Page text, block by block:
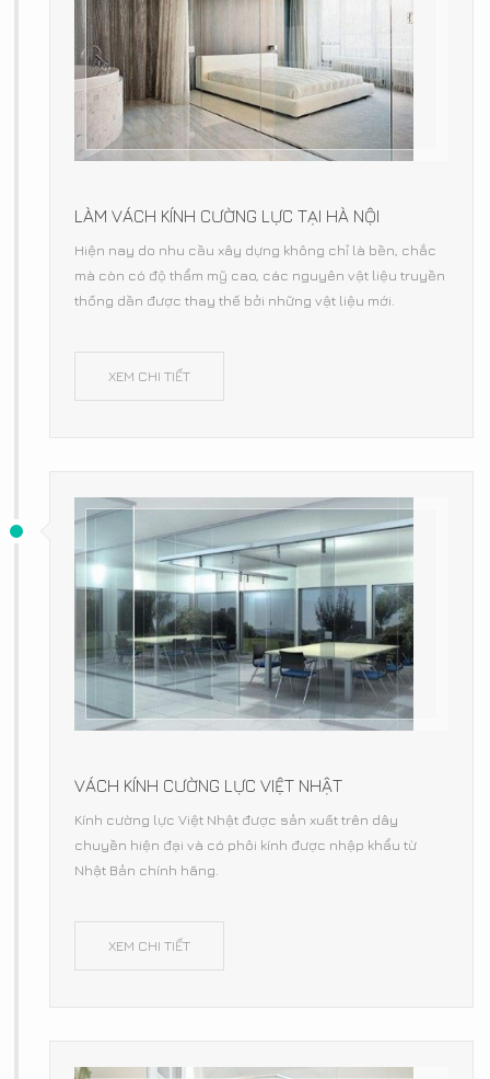
LÀM VÁCH KÍNH CƯỜNG LỰC TẠI HÀ NỘI
Hiện nay do nhu cầu xây dựng không chỉ là bền, chắc
mà còn có độ thẩm mỹ cao, các nguyên vật liệu truyền
thống dần được thay thế bởi những vật liệu mới.
XEM CHI TIẾT
VÁCH KÍNH CƯỜNG LỰC VIỆT NHẬT
Kính cường lực Việt Nhật được sản xuất trên dây
chuyền hiện đại và có phôi kính được nhập khẩu từ
Nhật Bản chính hãng.
XEM CHI TIẾT